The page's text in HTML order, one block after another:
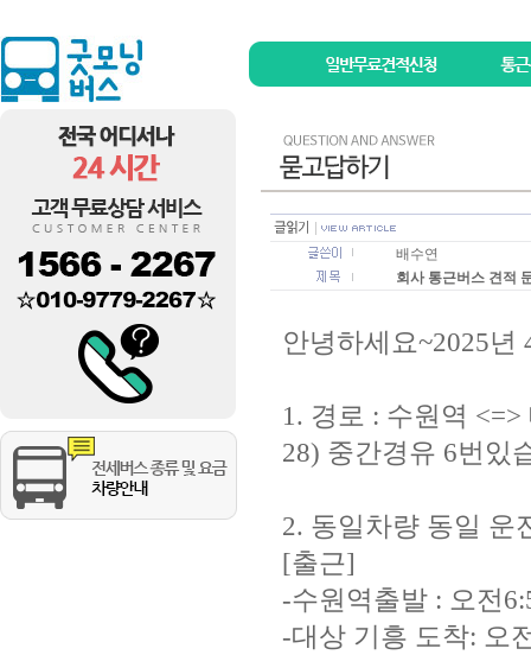
배수연
회사 통근버스 견적
안녕하세요~2025
1. 경로 : 수원역
28) 중간경유 6번있
2. 동일차량 동일 운
[출근]
-수원역출발 : 오전
-대상 기흥 도착: 오